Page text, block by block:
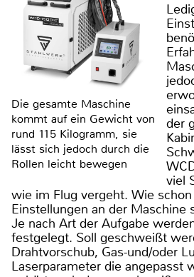
Die gesamte Maschine
kommt auf ein Gewicht von
rund 115 Kilogramm, sie
lässt sich jedoch durch die
Rollen leicht bewegen
der
viel
wie im Flug vergeht. Wie
Einstellungen an der Maschine
Je nach Art der Aufgabe
festgelegt. Soll geschweißt
Drahtvorschub, Gas-und/oder
Laserparameter die angepasst